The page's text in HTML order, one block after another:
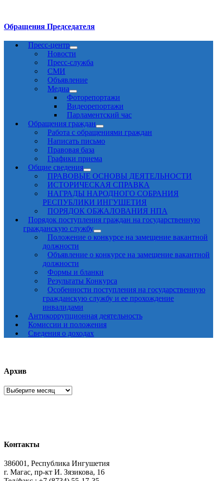
Обращения Председателя
Пресс-центр
Новости
Пресс-служба
СМИ
Объявление
Медиа
Фоторепортажи
Видеорепортажи
Парламентский час
Обращения граждан
Работа с обращениями граждан
Написать письмо
Правовая база
Графики приема
Общие сведения
ПРАВОВЫЕ ОСНОВЫ ДЕЯТЕЛЬНОСТИ
ИСТОРИЧЕСКАЯ СПРАВКА
НАГРАДЫ НАРОДНОГО СОБРАНИЯ
РЕСПУБЛИКИ ИНГУШЕТИЯ
ПОРЯДОК ОБЖАЛОВАНИЯ НПА
Порядок поступления граждан на государственную
гражданскую службу
Положение о конкурсе на замещение вакантной
должности
Объявление о конкурсе на замещение вакантной
должности
Формы и бланки
Результаты Конкурса
Особенности поступления на государственную
гражданскую службу и ее прохождение
инвалидами
Антикоррупционная деятельность
Комиссии и положения
Сведения о доходах
Архив
Архив
Контакты
386001, Республика Ингушетия
г. Магас, пр-кт И. Зязикова, 16